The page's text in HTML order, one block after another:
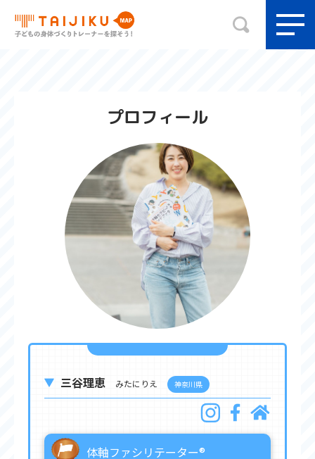
プロフィール
三谷理恵 みたにりえ 神奈川県
体軸ファシリテーター®︎